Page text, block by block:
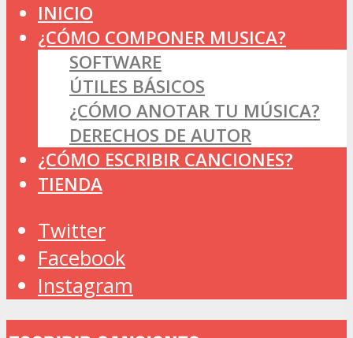
INICIO
¿CÓMO COMPONER MUSICA?
SOFTWARE
ÚTILES BÁSICOS
¿CÓMO ANOTAR TU MÚSICA?
DERECHOS DE AUTOR
¿CÓMO ESCRIBIR CANCIONES?
TIENDA
Twitter
Facebook
Instagram